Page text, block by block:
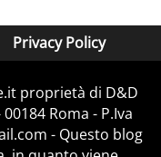
Privacy Policy
proprietà di D&D
Roma - P.Iva
- Questo blog